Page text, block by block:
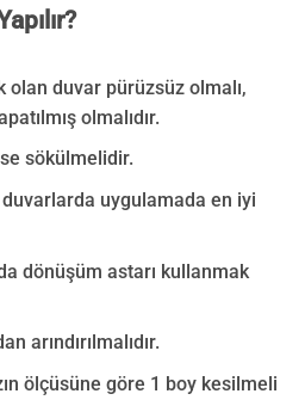
olan duvar pürüzsüz olmalı,
olmalıdır.
sökülmelidir.
duvarlarda uygulamada en iyi
dönüşüm astarı kullanmak
arındırılmalıdır.
ölçüsüne göre 1 boy kesilmeli